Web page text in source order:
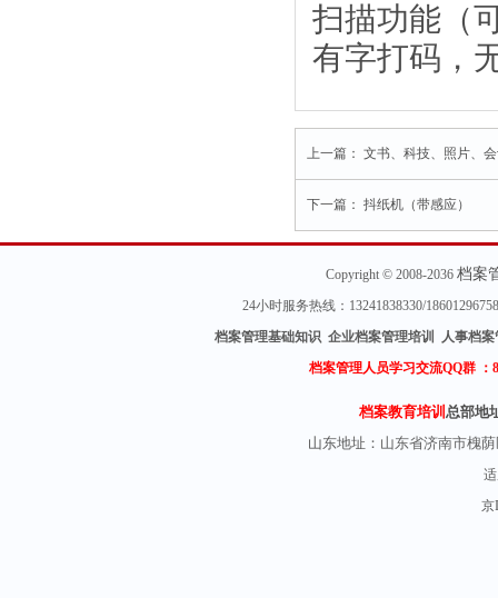
扫描功能（
有字打码，
上一篇： 文书、科技、照片、
下一篇： 抖纸机（带感应）
Copyright © 2008-2036 档案
24小时服务热线：13241838330/
档案管理基础知识 企业档案管理培训 人事档
档案管理人员学习交流QQ群 ：
档案教育培训总部地
山东地址： 山东省济南市槐
京